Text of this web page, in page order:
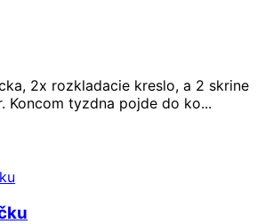
2x rozkladacie kreslo, a 2 skrine
Koncom tyzdna pojde do ko...